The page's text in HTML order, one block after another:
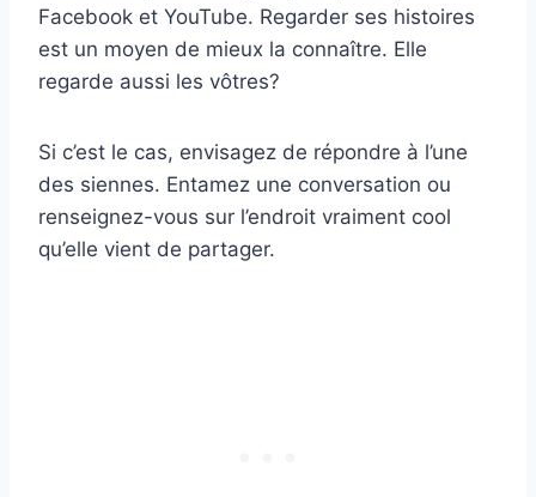
Facebook et YouTube. Regarder ses histoires
est un moyen de mieux la connaître. Elle
regarde aussi les vôtres?
Si c’est le cas, envisagez de répondre à l’une
des siennes. Entamez une conversation ou
renseignez-vous sur l’endroit vraiment cool
qu’elle vient de partager.